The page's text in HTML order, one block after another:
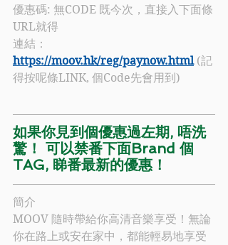
優惠碼: 無CODE 既今次，直接入下面條
URL就得
連結：
https://moov.hk/reg/paynow.html (記
得按呢條LINK, 個Code先會用到)
如果你見到個優惠過左期, 唔洗
驚！ 可以禁番下面Brand 個
TAG, 睇番最新的優惠！
簡介
MOOV 隨時帶給你高清音樂享受！無論
你在路上或安在家中，都能輕易地享受